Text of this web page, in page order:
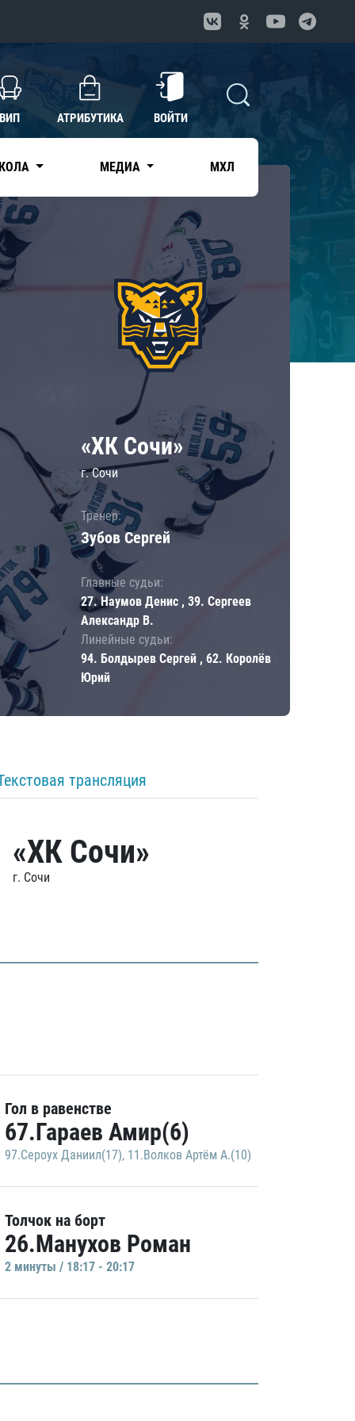
ВИП АТРИБУТИКА ВОЙТИ
МЕДИА МХЛ
«ХК Сочи»
г. Сочи
Тренер:
Зубов Сергей
Главные судьи:
27. Наумов Денис , 39. Сергеев
Александр В.
Линейные судьи:
94. Болдырев Сергей , 62. Королёв
Юрий
трансляция
«ХК Сочи»
г. Сочи
Гол в равенстве
67.Гараев Амир(6)
97.Сероух Даниил(17), 11.Волков Артём А.(10)
Толчок на борт
26.Манухов Роман
2 минуты / 18:17 - 20:17